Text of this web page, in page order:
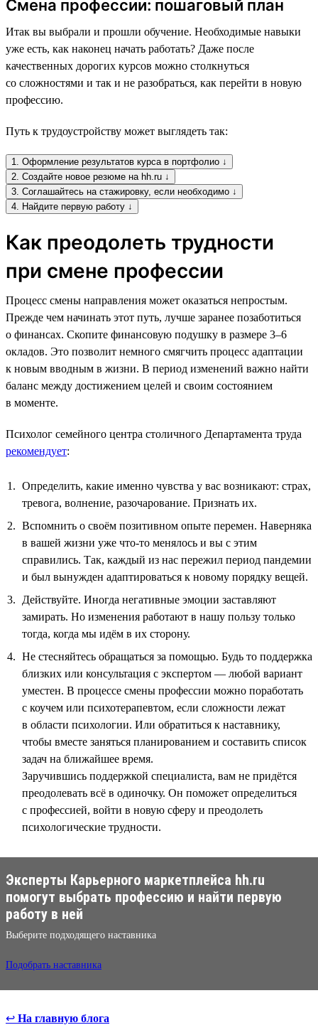
Смена профессии: пошаговый план
Итак вы выбрали и прошли обучение. Необходимые навыки
уже есть, как наконец начать работать? Даже после
качественных дорогих курсов можно столкнуться
со сложностями и так и не разобраться, как перейти в новую
профессию.
Путь к трудоустройству может выглядеть так:
1. Оформление результатов курса в портфолио ↓
2. Создайте новое резюме на hh.ru ↓
3. Соглашайтесь на стажировку, если необходимо ↓
4. Найдите первую работу ↓
Как преодолеть трудности
при смене профессии
Процесс смены направления может оказаться непростым.
Прежде чем начинать этот путь, лучше заранее позаботиться
о финансах. Скопите финансовую подушку в размере 3–6
окладов. Это позволит немного смягчить процесс адаптации
к новым вводным в жизни. В период изменений важно найти
баланс между достижением целей и своим состоянием
в моменте.
Психолог семейного центра столичного Департамента труда
рекомендует:
Определить, какие именно чувства у вас возникают: страх,
тревога, волнение, разочарование. Признать их.
Вспомнить о своём позитивном опыте перемен. Наверняка
в вашей жизни уже что-то менялось и вы с этим
справились. Так, каждый из нас пережил период пандемии
и был вынужден адаптироваться к новому порядку вещей.
Действуйте. Иногда негативные эмоции заставляют
замирать. Но изменения работают в нашу пользу только
тогда, когда мы идём в их сторону.
Не стесняйтесь обращаться за помощью. Будь то поддержка
близких или консультация с экспертом — любой вариант
уместен. В процессе смены профессии можно поработать
с коучем или психотерапевтом, если сложности лежат
в области психологии. Или обратиться к наставнику,
чтобы вместе заняться планированием и составить список
задач на ближайшее время.
Заручившись поддержкой специалиста, вам не придётся
преодолевать всё в одиночку. Он поможет определиться
с профессией, войти в новую сферу и преодолеть
психологические трудности.
Эксперты Карьерного маркетплейса hh.ru
помогут выбрать профессию и найти первую
работу в ней
Выберите подходящего наставника
Подобрать наставника
↩ На главную блога